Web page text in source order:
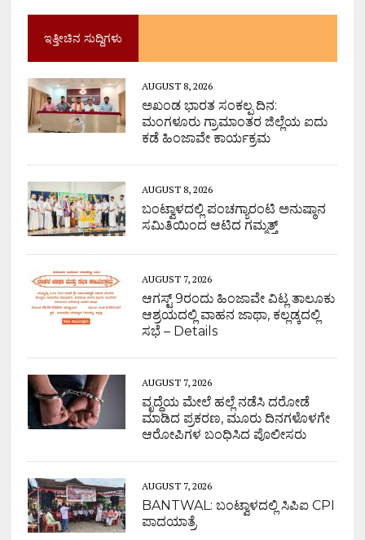
ಇತ್ತೀಚಿನ ಸುದ್ದಿಗಳು
AUGUST 8, 2026
ಅಖಂಡ ಭಾರತ ಸಂಕಲ್ಪ ದಿನ:
ಮಂಗಳೂರು ಗ್ರಾಮಾಂತರ ಜಿಲ್ಲೆಯ ಐದು
ಕಡೆ ಹಿಂಜಾವೇ ಕಾರ್ಯಕ್ರಮ
AUGUST 8, 2026
ಬಂಟ್ವಾಳದಲ್ಲಿ ಪಂಚಗ್ಯಾರಂಟಿ ಅನುಷ್ಠಾನ
ಸಮಿತಿಯಿಂದ ಆಟಿದ ಗಮ್ಮತ್ತ್
AUGUST 7, 2026
ಆಗಸ್ಟ್ 9ರಂದು ಹಿಂಜಾವೇ ವಿಟ್ಲ ತಾಲೂಕು
ಆಶ್ರಯದಲ್ಲಿ ವಾಹನ ಜಾಥಾ, ಕಲ್ಲಡ್ಕದಲ್ಲಿ
ಸಭೆ – Details
AUGUST 7, 2026
ವೃದ್ಧೆಯ ಮೇಲೆ ಹಲ್ಲೆ ನಡೆಸಿ ದರೋಡೆ
ಮಾಡಿದ ಪ್ರಕರಣ, ಮೂರು ದಿನಗಳೊಳಗೇ
ಆರೋಪಿಗಳ ಬಂಧಿಸಿದ ಪೊಲೀಸರು
AUGUST 7, 2026
BANTWAL: ಬಂಟ್ವಾಳದಲ್ಲಿ ಸಿಪಿಐ CPI
ಪಾದಯಾತ್ರೆ